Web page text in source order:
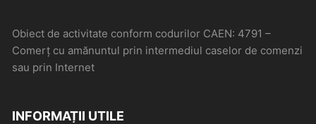
Obiect de activitate conform codurilor CAEN: 4791 –
Comerţ cu amănuntul prin intermediul caselor de comenzi
sau prin Internet
INFORMAȚII UTILE